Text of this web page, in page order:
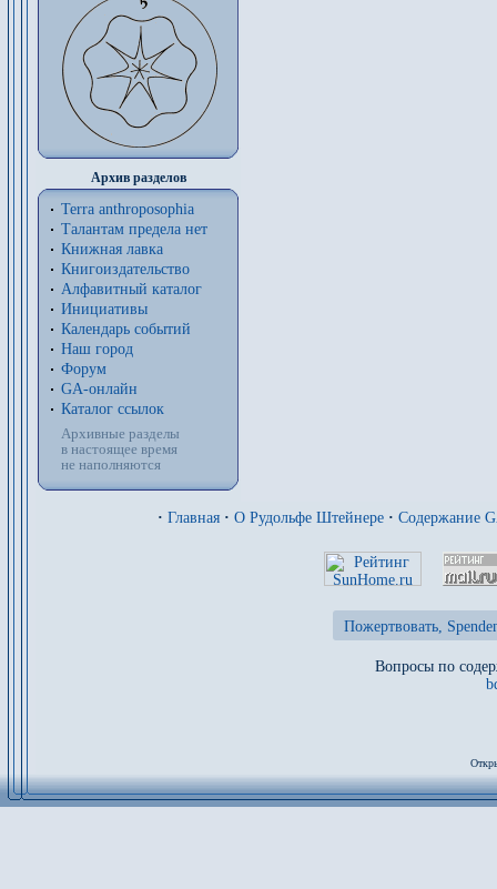
Архив разделов
Terra anthroposophia
Талантам предела нет
Книжная лавка
Книгоиздательство
Алфавитный каталог
Инициативы
Календарь событий
Наш город
Форум
GA-онлайн
Каталог ссылок
Архивные разделы
в настоящее время
не наполняются
· Главная · О Рудольфе Штейнере · Содержание
Пожертвовать,
Вопросы по